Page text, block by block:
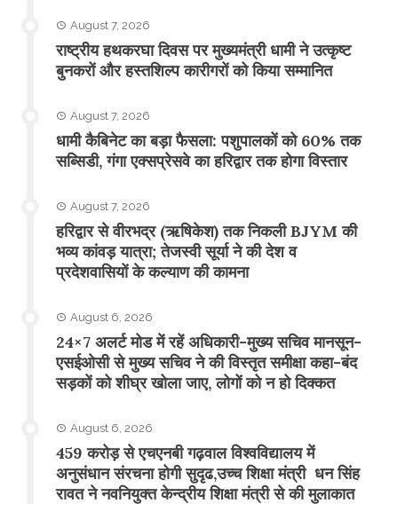
August 7, 2026
राष्ट्रीय हथकरघा दिवस पर मुख्यमंत्री धामी ने उत्कृष्ट
बुनकरों और हस्तशिल्प कारीगरों को किया सम्मानित
August 7, 2026
​धामी कैबिनेट का बड़ा फैसला: पशुपालकों को 60% तक
सब्सिडी, गंगा एक्सप्रेसवे का हरिद्वार तक होगा विस्तार
August 7, 2026
​हरिद्वार से वीरभद्र (ऋषिकेश) तक निकली BJYM की
भव्य कांवड़ यात्रा; तेजस्वी सूर्या ने की देश व
प्रदेशवासियों के कल्याण की कामना
August 6, 2026
24×7 अलर्ट मोड में रहें अधिकारी-मुख्य सचिव मानसून-
एसईओसी से मुख्य सचिव ने की विस्तृत समीक्षा कहा-बंद
सड़कों को शीघ्र खोला जाए, लोगों को न हो दिक्कत
August 6, 2026
459 करोड़ से एचएनबी गढ़वाल विश्वविद्यालय में
अनुसंधान संरचना होगी सुदृढ,उच्च शिक्षा मंत्री धन सिंह
रावत ने नवनियुक्त केन्द्रीय शिक्षा मंत्री से की मुलाकात